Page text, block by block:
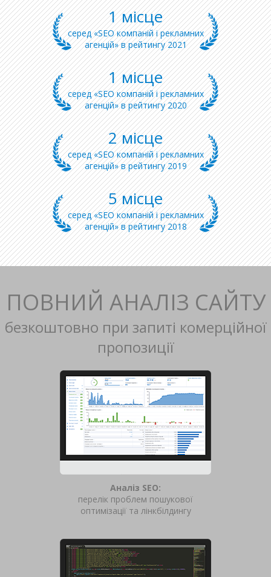
1 місце
серед «SEO компаній і рекламних
агенцій» в рейтингу 2021
1 місце
серед «SEO компаній і рекламних
агенцій» в рейтингу 2020
2 місце
серед «SEO компаній і рекламних
агенцій» в рейтингу 2019
5 місце
серед «SEO компаній і рекламних
агенцій» в рейтингу 2018
ПОВНИЙ АНАЛІЗ САЙТУ
безкоштовно при запиті комерційної
пропозиції
Аналіз SEO:
перелік проблем пошукової
оптимізації та лінкбілдингу